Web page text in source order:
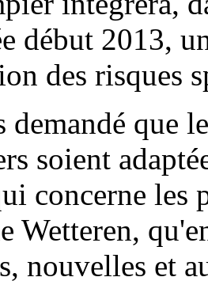
début 2013,
des risques
demandé que
soient
concerne les
Wetteren,
nouvelles et